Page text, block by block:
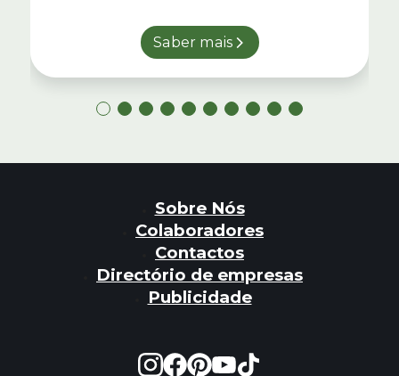
Saber mais
Sobre Nós
Colaboradores
Contactos
Directório de empresas
Publicidade